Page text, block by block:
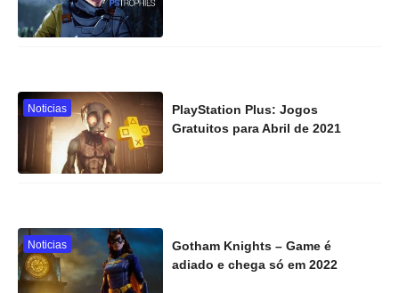
Noticias
PlayStation Plus: Jogos
Gratuitos para Abril de 2021
Noticias
Gotham Knights – Game é
adiado e chega só em 2022